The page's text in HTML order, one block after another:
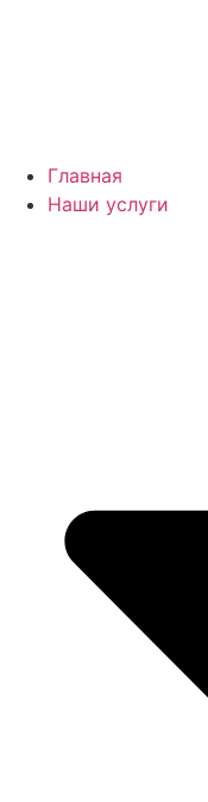
Главная
Наши услуги